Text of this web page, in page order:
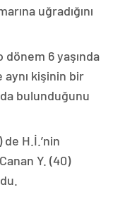
uğradığını
dönem 6 yaşında
aynı kişinin bir
bulunduğunu
de H.İ.’nin
Y. (40)